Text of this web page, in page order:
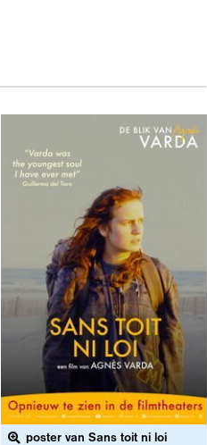
poster van Sans toit ni loi